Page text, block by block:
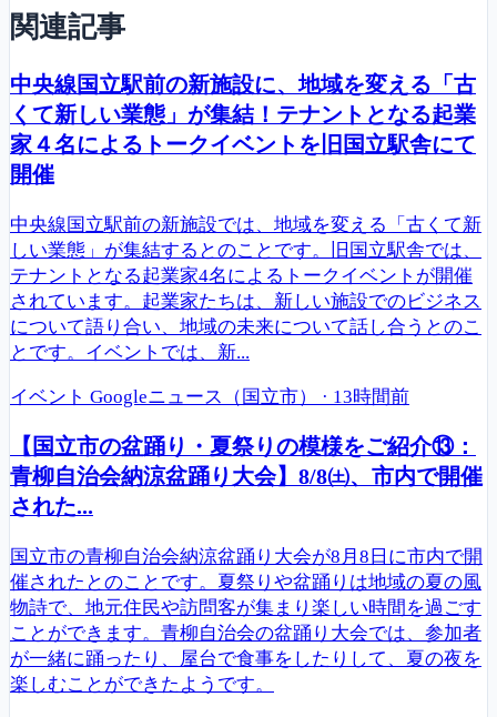
関連記事
中央線国立駅前の新施設に、地域を変える「古
くて新しい業態」が集結！テナントとなる起業
家４名によるトークイベントを旧国立駅舎にて
開催
中央線国立駅前の新施設では、地域を変える「古くて新
しい業態」が集結するとのことです。旧国立駅舎では、
テナントとなる起業家4名によるトークイベントが開催
されています。起業家たちは、新しい施設でのビジネス
について語り合い、地域の未来について話し合うとのこ
とです。イベントでは、新...
イベント Googleニュース（国立市） · 13時間前
【国立市の盆踊り・夏祭りの模様をご紹介⑬：
青柳自治会納涼盆踊り大会】8/8㈯、市内で開催
された...
国立市の青柳自治会納涼盆踊り大会が8月8日に市内で開
催されたとのことです。夏祭りや盆踊りは地域の夏の風
物詩で、地元住民や訪問客が集まり楽しい時間を過ごす
ことができます。青柳自治会の盆踊り大会では、参加者
が一緒に踊ったり、屋台で食事をしたりして、夏の夜を
楽しむことができたようです。